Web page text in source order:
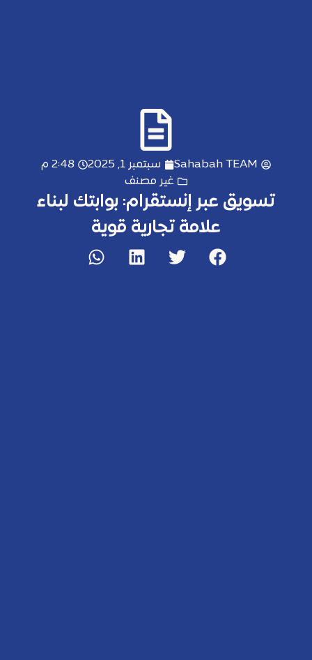
Sahabah TEAM سبتمبر 1, 2025
2:48 م
غير مصنف
تسويق عبر إنستقرام: بوابتك لبناء
علامة تجارية قوية